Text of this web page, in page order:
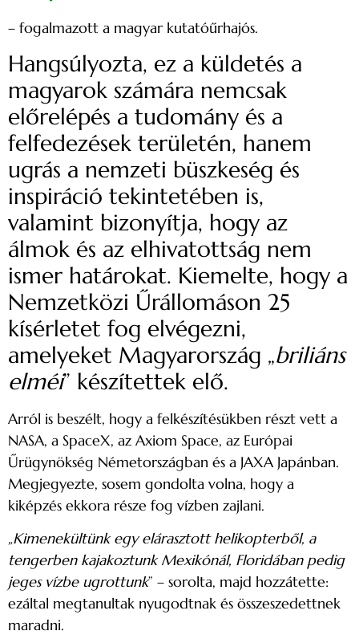
– fogalmazott a magyar kutatóűrhajós.
Hangsúlyozta, ez a küldetés a
magyarok számára nemcsak
előrelépés a tudomány és a
felfedezések területén, hanem
ugrás a nemzeti büszkeség és
inspiráció tekintetében is,
valamint bizonyítja, hogy az
álmok és az elhivatottság nem
ismer határokat. Kiemelte, hogy a
Nemzetközi Űrállomáson 25
kísérletet fog elvégezni,
amelyeket Magyarország „briliáns
elméi” készítettek elő.
Arról is beszélt, hogy a felkészítésükben részt vett a
NASA, a SpaceX, az Axiom Space, az Európai
Űrügynökség Németországban és a JAXA Japánban.
Megjegyezte, sosem gondolta volna, hogy a
kiképzés ekkora része fog vízben zajlani.
„Kimenekültünk egy elárasztott helikopterből, a
tengerben kajakoztunk Mexikónál, Floridában pedig
jeges vízbe ugrottunk” – sorolta, majd hozzátette:
ezáltal megtanultak nyugodtnak és összeszedettnek
maradni.